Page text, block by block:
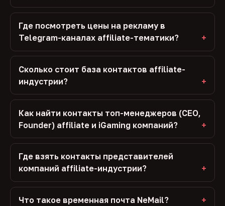
Где посмотреть цены на рекламу в
Telegram-каналах affiliate-тематики?
Сколько стоит база контактов affiliate-
индустрии?
Как найти контакты топ-менеджеров (CEO,
Founder) affiliate и iGaming компаний?
Где взять контакты представителей
компаний affiliate-индустрии?
Что такое временная почта NeMail?